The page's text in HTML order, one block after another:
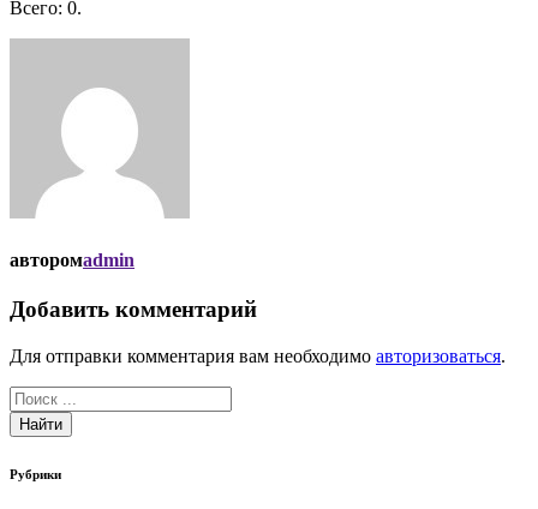
Всего: 0.
авторомadmin
Добавить комментарий
Для отправки комментария вам необходимо авторизоваться.
Найти
Рубрики